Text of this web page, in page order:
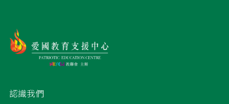
認識我們